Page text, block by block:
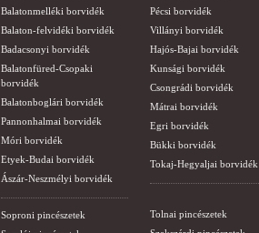
Balatonmelléki borvidék
Balaton-felvidéki borvidék
Badacsonyi borvidék
Balatonfüred-Csopaki
borvidék
Balatonboglári borvidék
Pannonhalmai borvidék
Móri borvidék
Etyek-Budai borvidék
Ászár-Neszmélyi borvidék
Soproni pincészetek
Pécsi borvidék
Villányi borvidék
Hajós-Bajai borvidék
Kunsági borvidék
Csongrádi borvidék
Mátrai borvidék
Egri borvidék
Bükki borvidék
Tokaj-Hegyaljai borvidék
Tolnai pincészetek